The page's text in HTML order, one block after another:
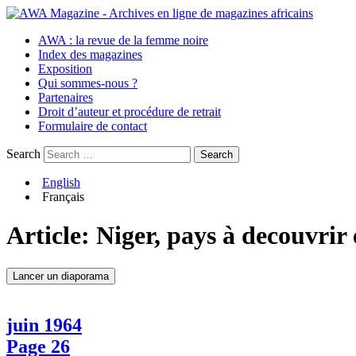
AWA : la revue de la femme noire
Index des magazines
Exposition
Qui sommes-nous ?
Partenaires
Droit d’auteur et procédure de retrait
Formulaire de contact
Search
English
Français
Article: Niger, pays à decouvrir
Lancer un diaporama
juin 1964
Page 26